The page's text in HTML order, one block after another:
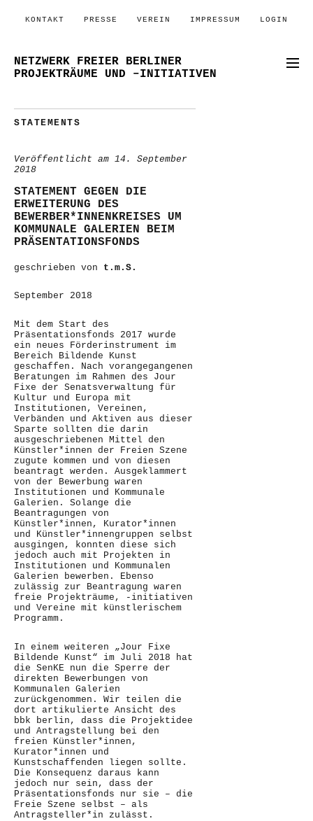
KONTAKT PRESSE VEREIN IMPRESSUM LOGIN
NETZWERK FREIER BERLINER
PROJEKTRÄUME UND –INITIATIVEN
STATEMENTS
Veröffentlicht am 14. September
2018
STATEMENT GEGEN DIE
ERWEITERUNG DES
BEWERBER*INNENKREISES UM
KOMMUNALE GALERIEN BEIM
PRÄSENTATIONSFONDS
geschrieben von t.m.S.
September 2018
Mit dem Start des
Präsentationsfonds 2017 wurde
ein neues Förderinstrument im
Bereich Bildende Kunst
geschaffen. Nach vorangegangenen
Beratungen im Rahmen des Jour
Fixe der Senatsverwaltung für
Kultur und Europa mit
Institutionen, Vereinen,
Verbänden und Aktiven aus dieser
Sparte sollten die darin
ausgeschriebenen Mittel den
Künstler*innen der Freien Szene
zugute kommen und von diesen
beantragt werden. Ausgeklammert
von der Bewerbung waren
Institutionen und Kommunale
Galerien. Solange die
Beantragungen von
Künstler*innen, Kurator*innen
und Künstler*innengruppen selbst
ausgingen, konnten diese sich
jedoch auch mit Projekten in
Institutionen und Kommunalen
Galerien bewerben. Ebenso
zulässig zur Beantragung waren
freie Projekträume, -initiativen
und Vereine mit künstlerischem
Programm.
In einem weiteren „Jour Fixe
Bildende Kunst“ im Juli 2018 hat
die SenKE nun die Sperre der
direkten Bewerbungen von
Kommunalen Galerien
zurückgenommen. Wir teilen die
dort artikulierte Ansicht des
bbk berlin, dass die Projektidee
und Antragstellung bei den
freien Künstler*innen,
Kurator*innen und
Kunstschaffenden liegen sollte.
Die Konsequenz daraus kann
jedoch nur sein, dass der
Präsentationsfonds nur sie – die
Freie Szene selbst – als
Antragsteller*in zulässt.